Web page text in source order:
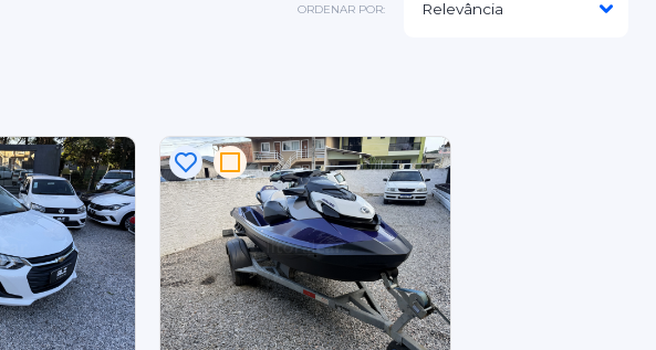
ORDENAR POR: